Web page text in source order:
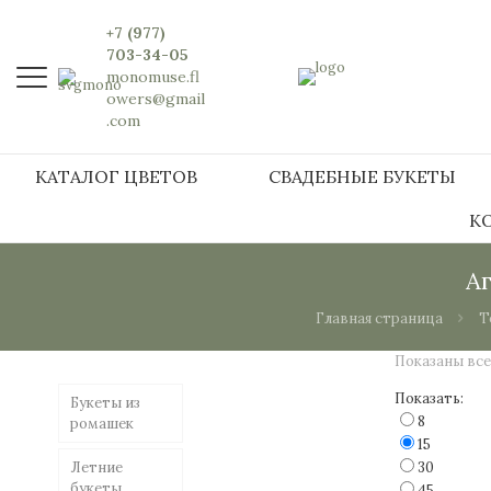
+7 (977)
703-34-05
monomuse.fl
owers@gmail
.com
КАТАЛОГ ЦВЕТОВ
СВАДЕБНЫЕ БУКЕТЫ
Главная страница
Показаны
Показать:
8
15
30
Букеты из
ромашек
Летние